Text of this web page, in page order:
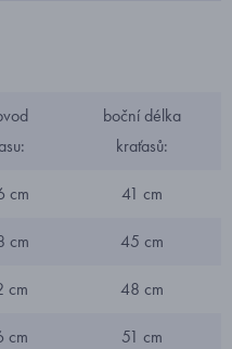
boční délka
kraťasů:
cm 41 cm
cm 45 cm
cm 48 cm
cm 51 cm